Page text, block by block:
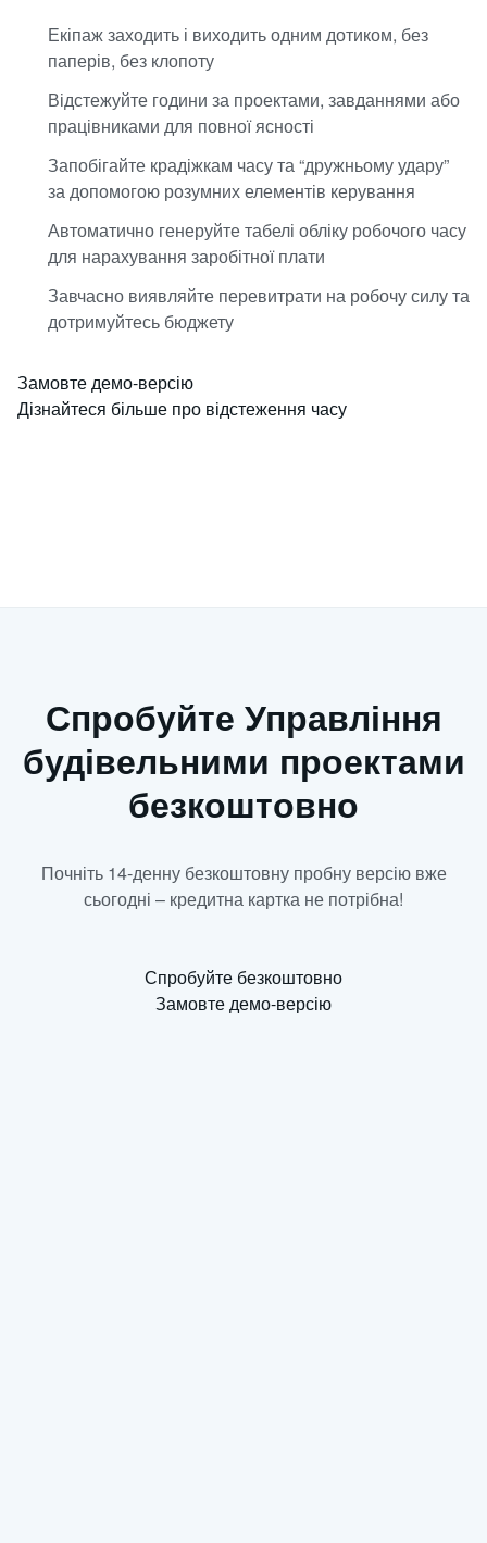
Екіпаж заходить і виходить одним дотиком, без
паперів, без клопоту
Відстежуйте години за проектами, завданнями або
працівниками для повної ясності
Запобігайте крадіжкам часу та “дружньому удару”
за допомогою розумних елементів керування
Автоматично генеруйте табелі обліку робочого часу
для нарахування заробітної плати
Завчасно виявляйте перевитрати на робочу силу та
дотримуйтесь бюджету
Замовте демо-версію
Дізнайтеся більше про відстеження часу
Спробуйте Управління
будівельними проектами
безкоштовно
Почніть 14-денну безкоштовну пробну версію вже
сьогодні – кредитна картка не потрібна!
Спробуйте безкоштовно
Замовте демо-версію